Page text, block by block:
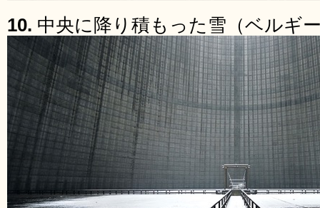
10. 中央に降り積もった雪（ベルギ